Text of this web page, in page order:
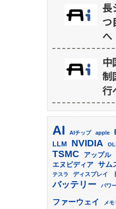
長
つ
へ
中
制
行
AI AIチップ apple
LLM NVIDIA
TSMC アップル
エヌビディア サム
テスラ
ディスプレイ
バッテリー パワ
ファーウェイ メモ